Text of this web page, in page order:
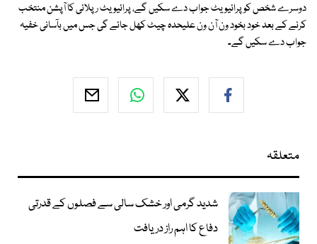
دوسرے شخص کو پرائیویٹ جواب دے سکیں گے، پرائیویٹ رپلائی کا آپشن منتخب
کرنے کے بعد خود بخود ون آن ون علیحدہ چیٹ کھل جائے گی جس میں بآسانی خفیہ
جواب دے سکیں گے۔
متعلقہ
شدید گرمی اور خشک سالی سے فصلوں کے قدرتی
دفاع کا اہم راز دریافت